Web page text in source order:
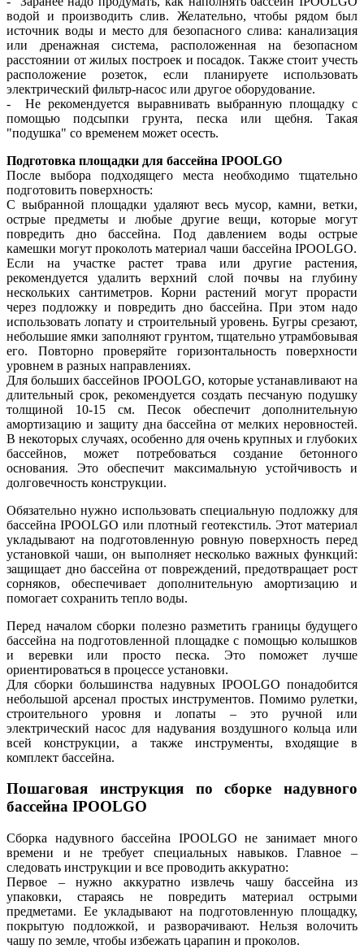
водой и производить слив. Желательно, чтобы рядом был
источник воды и место для безопасного слива: канализация
или дренажная система, расположенная на безопасном
расстоянии от жилых построек и посадок. Также стоит учесть
расположение розеток, если планируете использовать
электрический фильтр-насос или другое оборудование.
- Не рекомендуется выравнивать выбранную площадку с
помощью подсыпки грунта, песка или щебня. Такая
"подушка" со временем может осесть.
Подготовка площадки для бассейна IPOOLGO
После выбора подходящего места необходимо тщательно
подготовить поверхность:
С выбранной площадки удаляют весь мусор, камни, ветки,
острые предметы и любые другие вещи, которые могут
повредить дно бассейна. Под давлением воды острые
камешки могут проколоть материал чаши бассейна IPOOLGO.
Если на участке растет трава или другие растения,
рекомендуется удалить верхний слой почвы на глубину
нескольких сантиметров. Корни растений могут прорасти
через подложку и повредить дно бассейна. При этом надо
использовать лопату и строительный уровень. Бугры срезают,
небольшие ямки заполняют грунтом, тщательно утрамбовывая
его. Повторно проверяйте горизонтальность поверхности
уровнем в разных направлениях.
Для больших бассейнов IPOOLGO, которые устанавливают на
длительный срок, рекомендуется создать песчаную подушку
толщиной 10-15 см. Песок обеспечит дополнительную
амортизацию и защиту дна бассейна от мелких неровностей.
В некоторых случаях, особенно для очень крупных и глубоких
бассейнов, может потребоваться создание бетонного
основания. Это обеспечит максимальную устойчивость и
долговечность конструкции.
Обязательно нужно использовать специальную подложку для
бассейна IPOOLGO или плотный геотекстиль. Этот материал
укладывают на подготовленную ровную поверхность перед
установкой чаши, он выполняет несколько важных функций:
защищает дно бассейна от повреждений, предотвращает рост
сорняков, обеспечивает дополнительную амортизацию и
помогает сохранить тепло воды.
Перед началом сборки полезно разметить границы будущего
бассейна на подготовленной площадке с помощью колышков
и веревки или просто песка. Это поможет лучше
ориентироваться в процессе установки.
Для сборки большинства надувных IPOOLGO понадобится
небольшой арсенал простых инструментов. Помимо рулетки,
строительного уровня и лопаты – это ручной или
электрический насос для надувания воздушного кольца или
всей конструкции, а также инструменты, входящие в
комплект бассейна.
Пошаговая инструкция по сборке надувного
бассейна IPOOLGO
Сборка надувного бассейна IPOOLGO не занимает много
времени и не требует специальных навыков. Главное –
следовать инструкции и все проводить аккуратно:
Первое – нужно аккуратно извлечь чашу бассейна из
упаковки, стараясь не повредить материал острыми
предметами. Ее укладывают на подготовленную площадку,
покрытую подложкой, и разворачивают. Нельзя волочить
чашу по земле, чтобы избежать царапин и проколов.